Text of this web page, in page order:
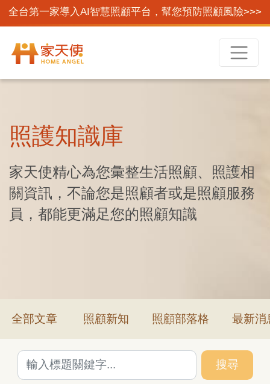
全台第一家導入AI智慧照顧平台，幫您預防照顧風險>>>
照護知識庫
家天使精心為您彙整生活照顧、照護相
關資訊，不論您是照顧者或是照顧服務
員，都能更滿足您的照顧知識
全部文章 照顧新知 照顧部落格 最新消
搜尋